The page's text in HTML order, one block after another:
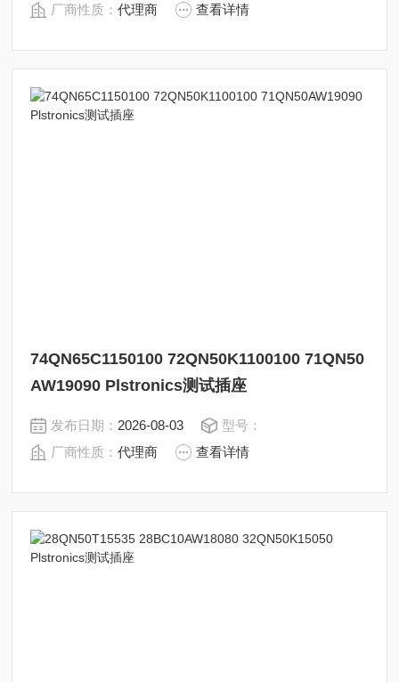
厂商性质：代理商 查看详情
74QN65C1150100 72QN50K1100100 71QN50
AW19090 Plstronics测试插座
发布日期： 2026-08-03
型号：
厂商性质：代理商 查看详情